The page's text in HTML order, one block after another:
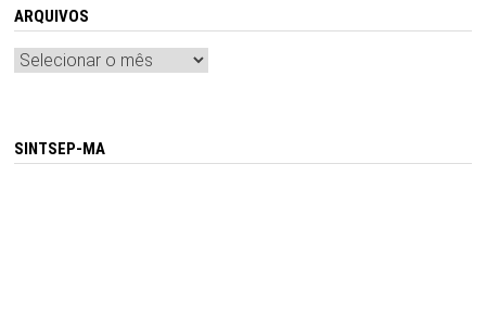
ARQUIVOS
Arquivos
SINTSEP-MA